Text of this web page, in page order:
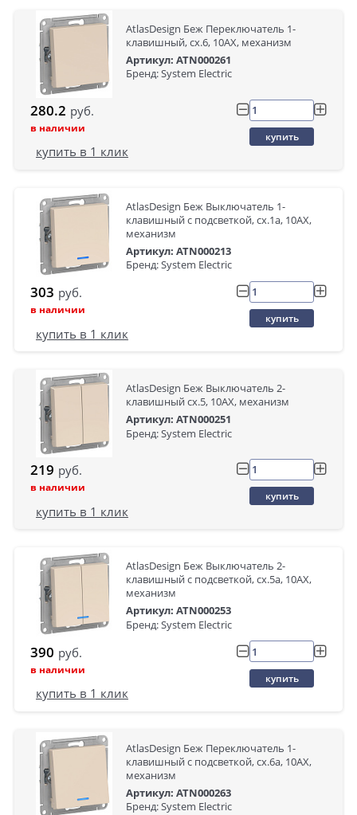
AtlasDesign Беж Переключатель 1-
клавишный, сх.6, 10АХ, механизм
Артикул: ATN000261
Бренд: System Electric
280.2 руб.
в наличии
купить
купить в 1 клик
AtlasDesign Беж Выключатель 1-
клавишный с подсветкой, сх.1а, 10АХ,
механизм
Артикул: ATN000213
Бренд: System Electric
303 руб.
в наличии
купить
купить в 1 клик
AtlasDesign Беж Выключатель 2-
клавишный сх.5, 10АХ, механизм
Артикул: ATN000251
Бренд: System Electric
219 руб.
в наличии
купить
купить в 1 клик
AtlasDesign Беж Выключатель 2-
клавишный с подсветкой, сх.5а, 10АХ,
механизм
Артикул: ATN000253
Бренд: System Electric
390 руб.
в наличии
купить
купить в 1 клик
AtlasDesign Беж Переключатель 1-
клавишный с подсветкой, сх.6а, 10АХ,
механизм
Артикул: ATN000263
Бренд: System Electric